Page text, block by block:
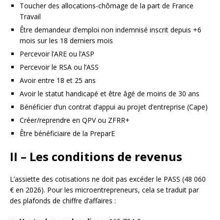
Toucher des allocations-chômage de la part de France
Travail
Être demandeur d’emploi non indemnisé inscrit depuis +6
mois sur les 18 derniers mois
Percevoir l’ARE ou l’ASP
Percevoir le RSA ou l’ASS
Avoir entre 18 et 25 ans
Avoir le statut handicapé et être âgé de moins de 30 ans
Bénéficier d’un contrat d’appui au projet d’entreprise (Cape)
Créer/reprendre en QPV ou ZFRR+
Être bénéficiaire de la PreparE
II – Les conditions de revenus
L’assiette des cotisations ne doit pas excéder le PASS (48 060
€ en 2026). Pour les microentrepreneurs, cela se traduit par
des plafonds de chiffre d’affaires :